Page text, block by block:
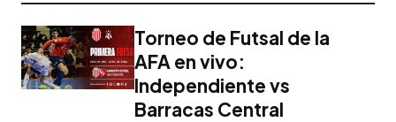
Torneo de Futsal de la
AFA en vivo:
Independiente vs
Barracas Central